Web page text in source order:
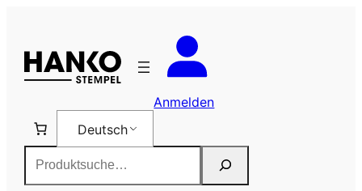
springen
Anmelden
Deutsch